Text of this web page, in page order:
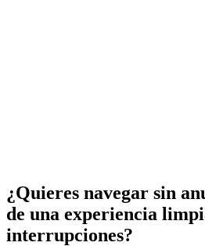
¿Quieres navegar sin
de una experiencia
interrupciones?